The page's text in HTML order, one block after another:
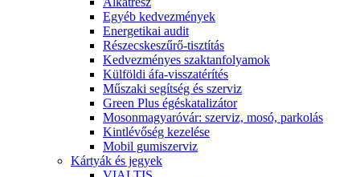
Egyéb kedvezmények
Energetikai audit
Részecskeszűrő-tisztítás
Kedvezményes szaktanfolyamok
Külföldi áfa-visszatérítés
Műszaki segítség és szerviz
Green Plus égéskatalizátor
Mosonmagyaróvár: szerviz, mosó, parkolás
Kintlévőség kezelése
Mobil gumiszerviz
Kártyák és jegyek